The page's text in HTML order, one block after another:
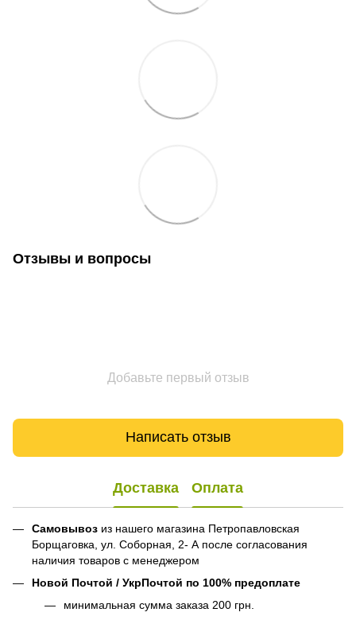
Отзывы и вопросы
Добавьте первый отзыв
Написать отзыв
Доставка Оплата
Самовывоз из нашего магазина Петропавловская
Борщаговка, ул. Соборная, 2- А после согласования
наличия товаров с менеджером
Новой Почтой / УкрПочтой по 100% предоплате
минимальная сумма заказа 200 грн.